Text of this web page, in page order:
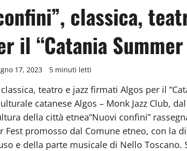
classica,
il “Catania Summer
17, 2023 5 minuti letti
teatro e jazz firmati Algos per il
catanese Algos – Monk Jazz Club,
della città etnea“Nuovi confini”
Fest promosso dal Comune etneo, con la
e della parte musicale di Nello